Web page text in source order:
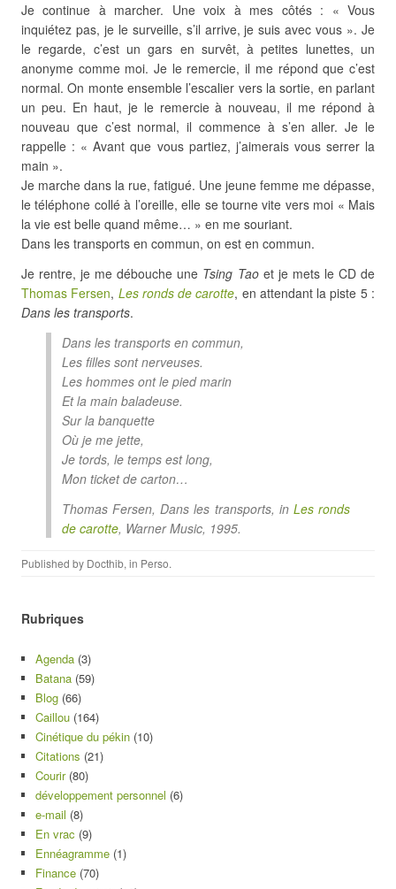
Je continue à marcher. Une voix à mes côtés : « Vous
inquiétez pas, je le surveille, s’il arrive, je suis avec vous ». Je
le regarde, c’est un gars en survêt, à petites lunettes, un
anonyme comme moi. Je le remercie, il me répond que c’est
normal. On monte ensemble l’escalier vers la sortie, en parlant
un peu. En haut, je le remercie à nouveau, il me répond à
nouveau que c’est normal, il commence à s’en aller. Je le
rappelle : « Avant que vous partiez, j’aimerais vous serrer la
main ».
Je marche dans la rue, fatigué. Une jeune femme me dépasse,
le téléphone collé à l’oreille, elle se tourne vite vers moi « Mais
la vie est belle quand même… » en me souriant.
Dans les transports en commun, on est en commun.
Je rentre, je me débouche une Tsing Taoet je mets le CD de
Thomas Fersen, Les ronds de carotte, en attendant la piste 5 :
Dans les transports.
Dans les transports en commun,
Les filles sont nerveuses.
Les hommes ont le pied marin
Et la main baladeuse.
Sur la banquette
Où je me jette,
Je tords, le temps est long,
Mon ticket de carton…
Thomas Fersen,Dans les transports, in Les ronds
de carotte, Warner Music, 1995.
Published by Docthib, in Perso.
Rubriques
Agenda (3)
Batana (59)
Blog (66)
Caillou (164)
Cinétique du pékin (10)
Citations (21)
Courir(80)
développement personnel (6)
e-mail (8)
En vrac (9)
Ennéagramme (1)
Finance (70)